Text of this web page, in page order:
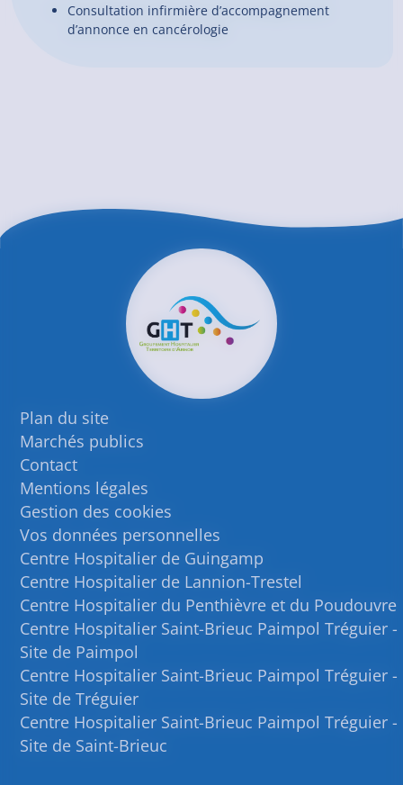
Consultation infirmière d’accompagnement
d’annonce en cancérologie
Plan du site
Marchés publics
Contact
Mentions légales
Gestion des cookies
Vos données personnelles
Centre Hospitalier de Guingamp
Centre Hospitalier de Lannion-Trestel
Centre Hospitalier du Penthièvre et du Poudouvre
Centre Hospitalier Saint-Brieuc Paimpol Tréguier -
Site de Paimpol
Centre Hospitalier Saint-Brieuc Paimpol Tréguier -
Site de Tréguier
Centre Hospitalier Saint-Brieuc Paimpol Tréguier -
Site de Saint-Brieuc